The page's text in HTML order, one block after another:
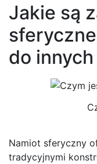
Jakie są
do
Namiot sferyczny
tradycyjnymi